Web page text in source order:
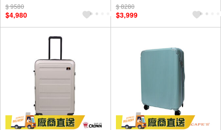
$ 9580
$4,980
$ 8280
$3,999